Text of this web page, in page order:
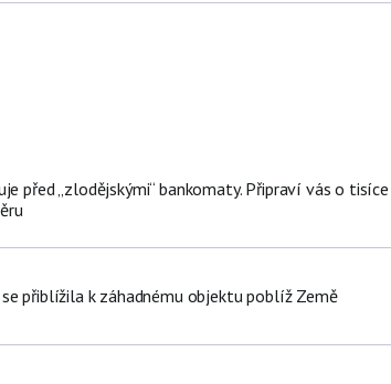
před „zlodějskými“ bankomaty. Připraví vás o tisíce
přiblížila k záhadnému objektu poblíž Země